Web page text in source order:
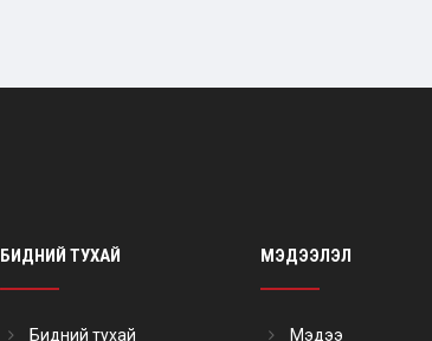
БИДНИЙ ТУХАЙ
Бидний тухай
МЭДЭЭЛЭЛ
Мэдээ